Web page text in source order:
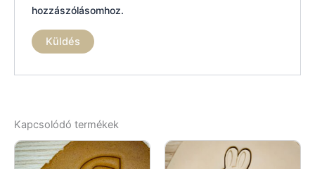
hozzászólásomhoz.
Kapcsolódó termékek